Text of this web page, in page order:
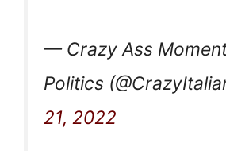
— Crazy Ass
Politics
21, 2022